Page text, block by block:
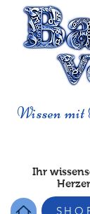
Wissen mit
Ihr